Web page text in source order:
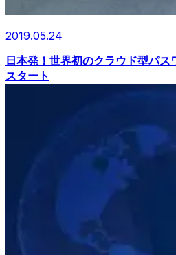
2019.05.24
日本発！世界初のクラウド型パ
スタート